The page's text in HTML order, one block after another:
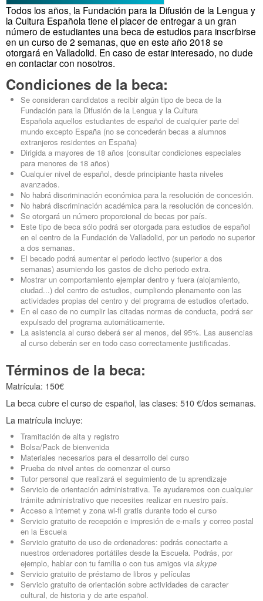
Todos los años, la Fundación para la Difusión de la Lengua y
la Cultura Española tiene el placer de entregar a un gran
número de estudiantes una beca de estudios para inscribirse
en un curso de 2 semanas, que en este año 2018 se
otorgará en Valladolid. En caso de estar interesado, no dude
en contactar con nosotros.
Condiciones de la beca:
Se consideran candidatos a recibir algún tipo de beca de la
Fundación para la Difusión de la Lengua y la Cultura
Española aquellos estudiantes de español de cualquier parte del
mundo excepto España (no se concederán becas a alumnos
extranjeros residentes en España)
Dirigida a mayores de 18 años (consultar condiciones especiales
para menores de 18 años)
Cualquier nivel de español, desde principiante hasta niveles
avanzados.
No habrá discriminación económica para la resolución de concesión.
No habrá discriminación académica para la resolución de concesión.
Se otorgará un número proporcional de becas por país.
Este tipo de beca sólo podrá ser otorgada para estudios de español
en el centro de la Fundación de Valladolid, por un periodo no superior
a dos semanas.
El becado podrá aumentar el periodo lectivo (superior a dos
semanas) asumiendo los gastos de dicho periodo extra.
Mostrar un comportamiento ejemplar dentro y fuera (alojamiento,
ciudad...) del centro de estudios, cumpliendo plenamente con las
actividades propias del centro y del programa de estudios ofertado.
En el caso de no cumplir las citadas normas de conducta, podrá ser
expulsado del programa automáticamente.
La asistencia al curso deberá ser al menos, del 95%. Las ausencias
al curso deberán ser en todo caso correctamente justificadas.
Términos de la beca:
Matrícula: 150€
La beca cubre el curso de español, las clases: 510 €/dos semanas.
La matrícula incluye:
Tramitación de alta y registro
Bolsa/Pack de bienvenida
Materiales necesarios para el desarrollo del curso
Prueba de nivel antes de comenzar el curso
Tutor personal que realizará el seguimiento de tu aprendizaje
Servicio de orientación administrativa. Te ayudaremos con cualquier
trámite administrativo que necesites realizar en nuestro país.
Acceso a internet y zona wi-fi gratis durante todo el curso
Servicio gratuito de recepción e impresión de e-mails y correo postal
en la Escuela
Servicio gratuito de uso de ordenadores: podrás conectarte a
nuestros ordenadores portátiles desde la Escuela. Podrás, por
ejemplo, hablar con tu familia o con tus amigos via skype
Servicio gratuito de préstamo de libros y películas
Servicio gratuito de orientación sobre actividades de caracter
cultural, de historia y de arte español.